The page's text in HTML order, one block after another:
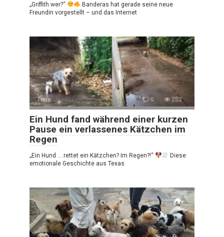
„Griffith wer?“
Banderas hat gerade seine neue
Freundin vorgestellt – und das Internet
Tiere 0 252
Ein Hund fand während einer kurzen
Pause ein verlassenes Kätzchen im
Regen
„Ein Hund … rettet ein Kätzchen? Im Regen?!“
Diese
emotionale Geschichte aus Texas